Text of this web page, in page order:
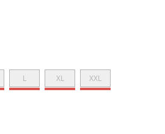
L XL XXL